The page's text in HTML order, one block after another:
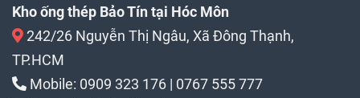
Kho ống thép Bảo Tín tại Hóc Môn
242/26 Nguyễn Thị Ngâu, Xã Đông Thạnh,
TP.HCM
Mobile: 0909 323 176 | 0767 555 777